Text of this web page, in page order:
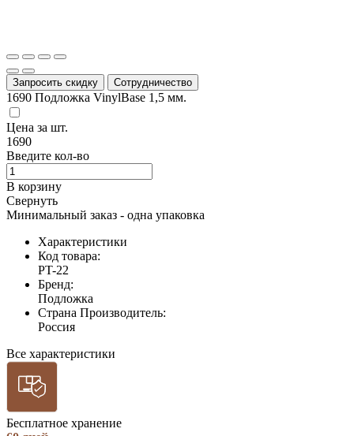
Запросить скидку Сотрудничество
1690 Подложка VinylBase 1,5 мм.
Цена за шт.
1690
Введите кол-во
В корзину
Свернуть
Минимальный заказ - одна упаковка
Характеристики
Код товара:
PT-22
Бренд:
Подложка
Страна Производитель:
Россия
Все характеристики
Бесплатное хранение